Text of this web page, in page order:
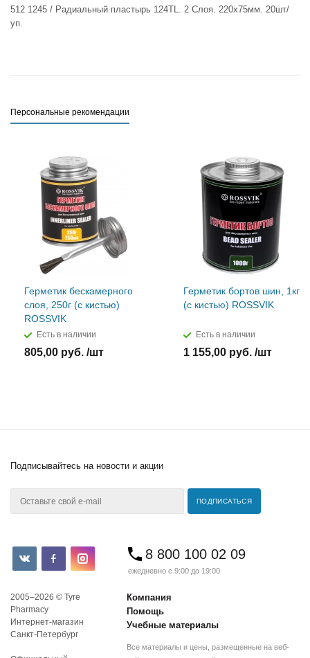
512 1245 / Радиальный пластырь 124TL. 2 Слоя. 220x75мм. 20шт/
уп.
Персональные рекомендации
Герметик бескамерного
слоя, 250г (с кистью)
ROSSVIK
Есть в наличии
805,00 руб. /шт
Герметик бортов шин, 1кг
(с кистью) ROSSVIK
Есть в наличии
1 155,00 руб. /шт
Подписывайтесь на новости и акции
8 800 100 02 09
ежедневно с 9:00 до 19:00
2005–2026 © Tyre
Pharmacy
Интернет-магазин
Санкт-Петербург
Компания
Помощь
Учебные материалы
Все материалы и цены, размещенные на веб-